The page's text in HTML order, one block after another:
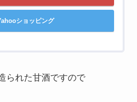
ショッピング
られた甘酒ですので